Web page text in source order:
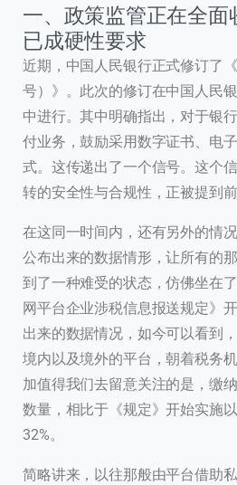
一、政策监管正在全
已成硬性要求
近期，中国人民银行正式修订了
号）》。此次的修订在中国人民
中进行。其中明确指出，对于银
付业务，鼓励采用数字证书、电
式。这传递出了一个信号。这个
转的安全性与合规性，正被提到前
在这同一时间内，还有另外的情
公布出来的数据情形，让所有的
到了一种难受的状态，仿佛坐在
网平台企业涉税信息报送规定》
出来的数据情况，如今可以看到
境内以及境外的平台，朝着税务
加值得我们去留意关注的是，缴
数量，相比于《规定》开始实施
32%。
简略讲来，以往那般由平台借助